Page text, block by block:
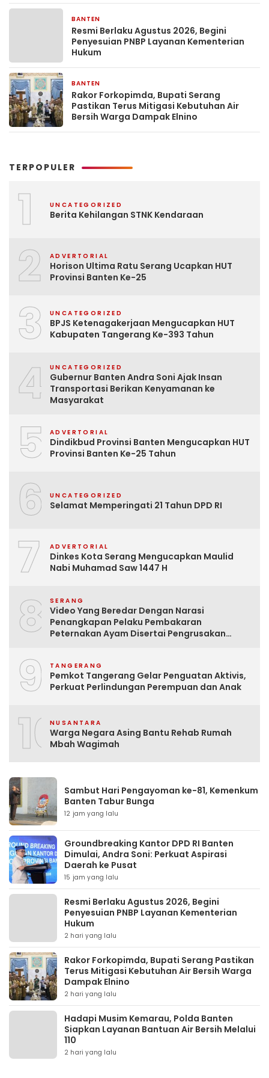
BANTEN
Resmi Berlaku Agustus 2026, Begini
Penyesuian PNBP Layanan Kementerian
Hukum
BANTEN
Rakor Forkopimda, Bupati Serang
Pastikan Terus Mitigasi Kebutuhan Air
Bersih Warga Dampak Elnino
TERPOPULER
1 UNCATEGORIZED
Berita Kehilangan STNK Kendaraan
2 ADVERTORIAL
Horison Ultima Ratu Serang Ucapkan HUT
Provinsi Banten Ke-25
3 UNCATEGORIZED
BPJS Ketenagakerjaan Mengucapkan HUT
Kabupaten Tangerang Ke-393 Tahun
4 UNCATEGORIZED
Gubernur Banten Andra Soni Ajak Insan
Transportasi Berikan Kenyamanan ke
Masyarakat
5 ADVERTORIAL
Dindikbud Provinsi Banten Mengucapkan HUT
Provinsi Banten Ke-25 Tahun
6 UNCATEGORIZED
Selamat Memperingati 21 Tahun DPD RI
7 ADVERTORIAL
Dinkes Kota Serang Mengucapkan Maulid
Nabi Muhamad Saw 1447 H
8 SERANG
Video Yang Beredar Dengan Narasi
Penangkapan Pelaku Pembakaran
Peternakan Ayam Disertai Pengrusakan
9 TANGERANG
Pemkot Tangerang Gelar Penguatan Aktivis,
Perkuat Perlindungan Perempuan dan Anak
10NUSANTARA
Warga Negara Asing Bantu Rehab Rumah
Mbah Wagimah
Sambut Hari Pengayoman ke-81, Kemenkum
Banten Tabur Bunga
12 jam yang lalu
Groundbreaking Kantor DPD RI Banten
Dimulai, Andra Soni: Perkuat Aspirasi
Daerah ke Pusat
15 jam yang lalu
Resmi Berlaku Agustus 2026, Begini
Penyesuian PNBP Layanan Kementerian
Hukum
2 hari yang lalu
Rakor Forkopimda, Bupati Serang Pastikan
Terus Mitigasi Kebutuhan Air Bersih Warga
Dampak Elnino
2 hari yang lalu
Hadapi Musim Kemarau, Polda Banten
Siapkan Layanan Bantuan Air Bersih Melalui
110
2 hari yang lalu